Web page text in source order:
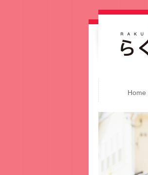
Home